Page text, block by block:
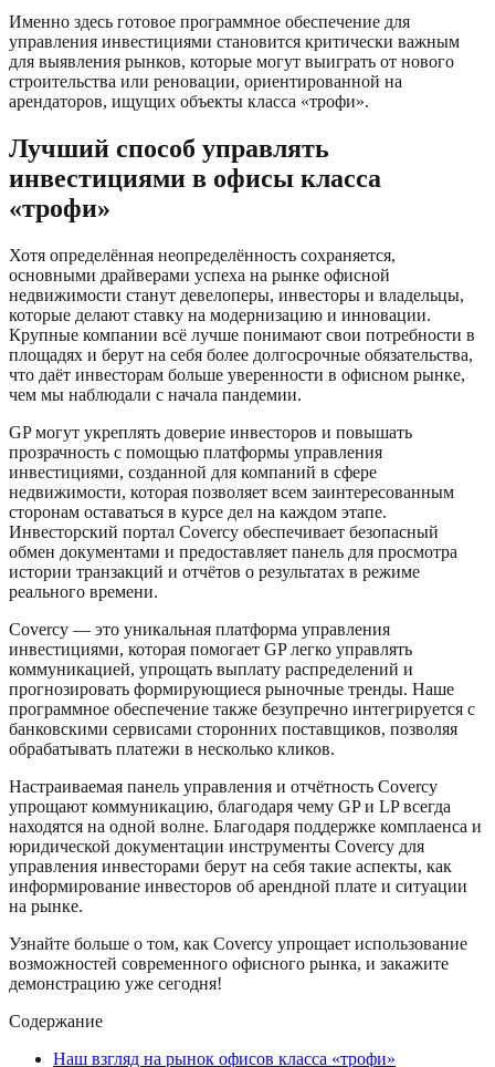
Именно здесь готовое программное обеспечение для
управления инвестициями становится критически важным
для выявления рынков, которые могут выиграть от нового
строительства или реновации, ориентированной на
арендаторов, ищущих объекты класса «трофи».
Лучший способ управлять
инвестициями в офисы класса
«трофи»
Хотя определённая неопределённость сохраняется,
основными драйверами успеха на рынке офисной
недвижимости станут девелоперы, инвесторы и владельцы,
которые делают ставку на модернизацию и инновации.
Крупные компании всё лучше понимают свои потребности в
площадях и берут на себя более долгосрочные обязательства,
что даёт инвесторам больше уверенности в офисном рынке,
чем мы наблюдали с начала пандемии.
GP могут укреплять доверие инвесторов и повышать
прозрачность с помощью платформы управления
инвестициями, созданной для компаний в сфере
недвижимости, которая позволяет всем заинтересованным
сторонам оставаться в курсе дел на каждом этапе.
Инвесторский портал Covercy обеспечивает безопасный
обмен документами и предоставляет панель для просмотра
истории транзакций и отчётов о результатах в режиме
реального времени.
Covercy — это уникальная платформа управления
инвестициями, которая помогает GP легко управлять
коммуникацией, упрощать выплату распределений и
прогнозировать формирующиеся рыночные тренды. Наше
программное обеспечение также безупречно интегрируется с
банковскими сервисами сторонних поставщиков, позволяя
обрабатывать платежи в несколько кликов.
Настраиваемая панель управления и отчётность Covercy
упрощают коммуникацию, благодаря чему GP и LP всегда
находятся на одной волне. Благодаря поддержке комплаенса и
юридической документации инструменты Covercy для
управления инвесторами берут на себя такие аспекты, как
информирование инвесторов об арендной плате и ситуации
на рынке.
Узнайте больше о том, как Covercy упрощает использование
возможностей современного офисного рынка, и закажите
демонстрацию уже сегодня!
Содержание
Наш взгляд на рынок офисов класса «трофи»